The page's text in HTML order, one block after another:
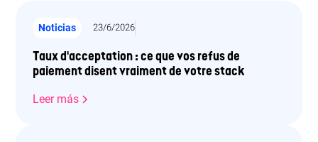
Noticias 23/6/2026
Taux d'acceptation : ce que vos refus de
paiement disent vraiment de votre stack
Leer más